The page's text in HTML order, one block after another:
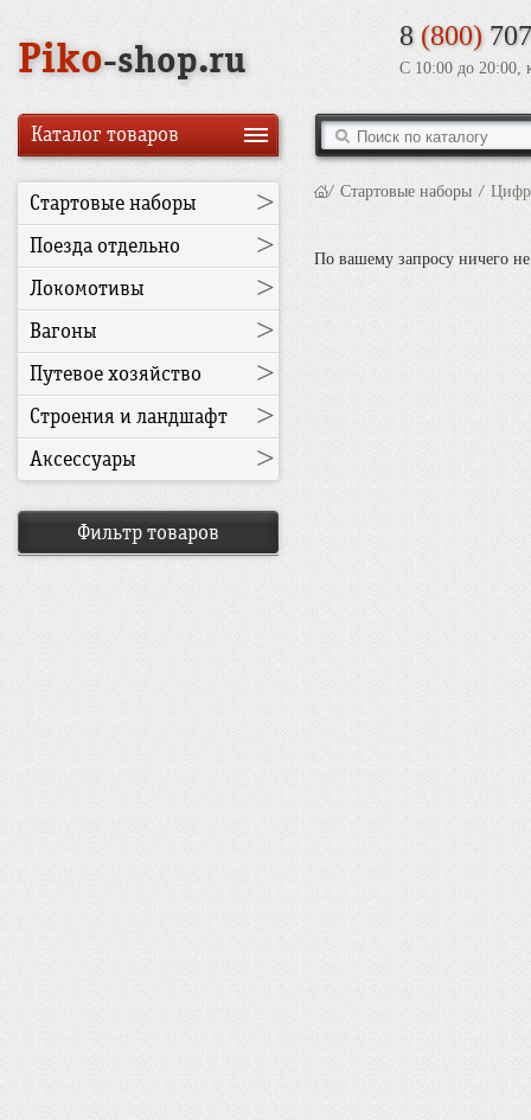
Piko-shop.ru
8 (800)
С 10:00 до 20:00,
Каталог товаров
Стартовые наборы >
Поезда отдельно >
Локомотивы >
Вагоны >
Путевое хозяйство >
Строения и ландшафт >
Аксессуары >
Фильтр товаров
/ Стартовые наборы /
По вашему запросу ничего